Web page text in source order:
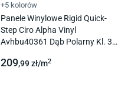
+5 kolorów
Panele Winylowe Rigid Quick-
Step Ciro Alpha Vinyl
Avhbu40361 Dąb Polarny Kl. 33
209,99zł/m2